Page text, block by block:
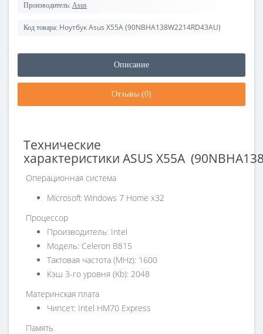
Производитель: Asus
Код товара: Ноутбук Asus X55A (90NBHA138W2214RD43AU)
Описание
Отзывы (0)
Технические
характеристики ASUS X55A
Операционная система
Microsoft Windows 7 Home x32
Процессор
Производитель: Intel
Модель: Celeron B815
Тактовая частота (MHz): 1600
Кэш 3-го уровня (Kb): 2048
Материнская плата
Чипсет: Intel HM70 Express
Память